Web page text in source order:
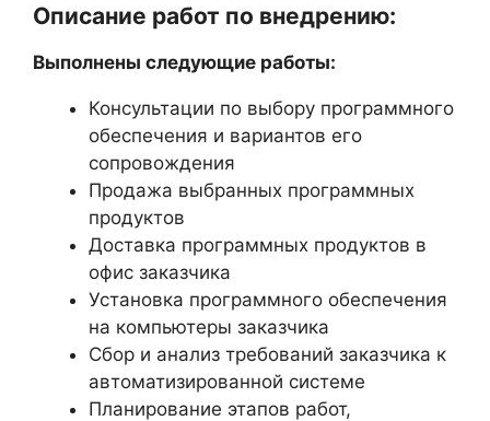
Описание работ по внедрению:
Выполнены следующие работы:
Консультации по выбору программного
обеспечения и вариантов его
сопровождения
Продажа выбранных программных
продуктов
Доставка программных продуктов в
офис заказчика
Установка программного обеспечения
на компьютеры заказчика
Сбор и анализ требований заказчика к
автоматизированной системе
Планирование этапов работ,